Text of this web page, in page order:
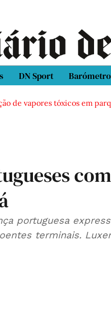
DN Sport
vapores tóxicos em parque
portuguesa
terminais.